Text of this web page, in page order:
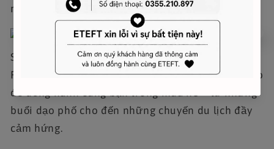
rõ nét đẳng cấp của nhà Loewe.
Sở hữu vẻ đẹp vừa thời thượng, vừa thực dụng,
Rectangular Sunglasses là món phụ kiện hoàn hảo
để đồng hành cùng bạn trong mùa hè – từ những
buổi dạo phố cho đến những chuyến du lịch đầy
cảm hứng.